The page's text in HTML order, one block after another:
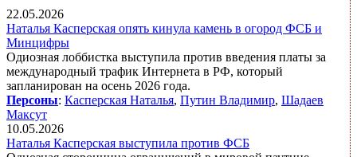
22.05.2026
Наталья Касперская опять кинула камень в огород ФСБ и
Минцифры
Одиозная лоббистка выступила против введения платы за
международный трафик Интернета в РФ, который
запланирован на осень 2026 года.
Персоны: Касперская Наталья, Путин Владимир, Шадаев
Максут
10.05.2026
Наталья Касперская выступила против ФСБ